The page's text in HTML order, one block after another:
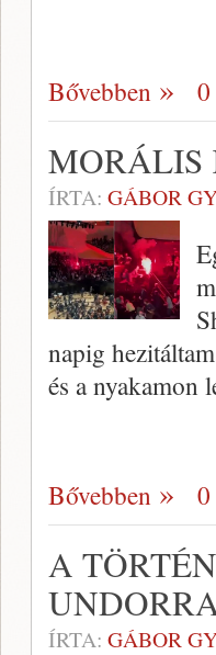
Bővebben
MORÁLIS
ÍRTA: GÁBOR
napig
és a nyakamon
Bővebben
A
ÍRTA: GÁBOR